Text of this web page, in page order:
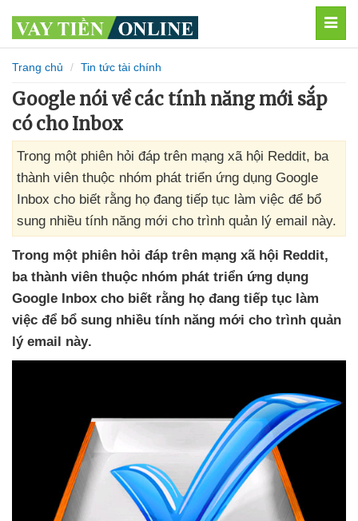
Trang chủ Tin tức tài chính
Google nói về các tính năng mới sắp
có cho Inbox
Trong một phiên hỏi đáp trên mạng xã hội Reddit, ba
thành viên thuộc nhóm phát triển ứng dụng Google
Inbox cho biết rằng họ đang tiếp tục làm việc để bổ
sung nhiều tính năng mới cho trình quản lý email này.
Trong một phiên hỏi đáp trên mạng xã hội Reddit,
ba thành viên thuộc nhóm phát triển ứng dụng
Google Inbox cho biết rằng họ đang tiếp tục làm
việc để bổ sung nhiều tính năng mới cho trình quản
lý email này.